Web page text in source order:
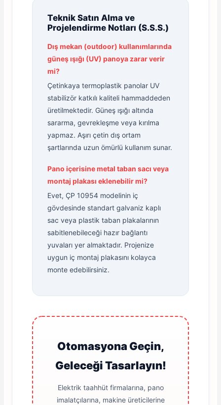
Teknik Satın Alma ve
Projelendirme Notları (S.S.S.)
Dış mekan (outdoor) kullanımlarında
güneş ışığı (UV) panoya zarar verir
mi?
Çetinkaya termoplastik panolar UV
stabilizör katkılı kaliteli hammaddeden
üretilmektedir. Güneş ışığı altında
sararma, gevrekleşme veya kırılma
yapmaz. Aşırı çetin dış ortam
şartlarında uzun ömürlü kullanım sunar.
Pano içerisine metal taban sacı veya
montaj plakası eklenebilir mi?
Evet, ÇP 10954 modelinin iç
gövdesinde standart galvaniz kaplı
sac veya plastik taban plakalarının
sabitlenebileceği hazır bağlantı
yuvaları yer almaktadır. Projenize
uygun iç montaj plakasını kolayca
monte edebilirsiniz.
Otomasyona Geçin,
Geleceği Tasarlayın!
Elektrik taahhüt firmalarına, pano
imalatçılarına, makine üreticilerine